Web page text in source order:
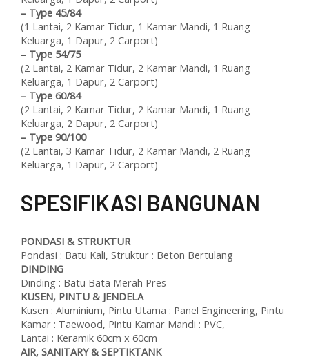
– Type 45/84
(1 Lantai, 2 Kamar Tidur, 1 Kamar Mandi, 1 Ruang
Keluarga, 1 Dapur, 2 Carport)
– Type 54/75
(2 Lantai, 2 Kamar Tidur, 2 Kamar Mandi, 1 Ruang
Keluarga, 1 Dapur, 2 Carport)
– Type 60/84
(2 Lantai, 2 Kamar Tidur, 2 Kamar Mandi, 1 Ruang
Keluarga, 2 Dapur, 2 Carport)
– Type 90/100
(2 Lantai, 3 Kamar Tidur, 2 Kamar Mandi, 2 Ruang
Keluarga, 1 Dapur, 2 Carport)
SPESIFIKASI BANGUNAN
PONDASI & STRUKTUR
Pondasi : Batu Kali, Struktur : Beton Bertulang
DINDING
Dinding : Batu Bata Merah Pres
KUSEN, PINTU & JENDELA
Kusen : Aluminium, Pintu Utama : Panel Engineering, Pintu
Kamar : Taewood, Pintu Kamar Mandi : PVC,
Lantai : Keramik 60cm x 60cm
AIR, SANITARY & SEPTIKTANK